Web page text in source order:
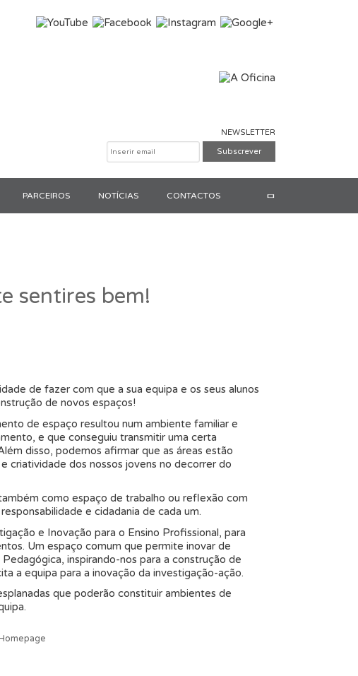
NEWSLETTER
PARCEIROS NOTÍCIAS CONTACTOS Pesquisar
sentires bem!
de fazer com que a sua equipa e os seus alunos
de novos espaços!
de espaço resultou num ambiente familiar e
e que conseguiu transmitir uma certa
disso, podemos afirmar que as áreas estão
criatividade dos nossos jovens no decorrer do
como espaço de trabalho ou reflexão com
e cidadania de cada um.
e Inovação para o Ensino Profissional, para
Um espaço comum que permite inovar de
inspirando-nos para a construção de
a equipa para a inovação da investigação-ação.
que poderão constituir ambientes de